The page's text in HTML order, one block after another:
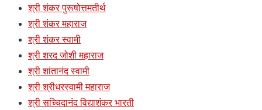
श्री शंकर पुरूषोत्तमतीर्थ
श्री शंकर महाराज
श्री शंकर स्वामी
श्री शरद जोशी महाराज
श्री शांतानंद स्वामी
श्री श्रीधरस्वामी महाराज
श्री सच्चिदानंद विद्याशंकर भारती